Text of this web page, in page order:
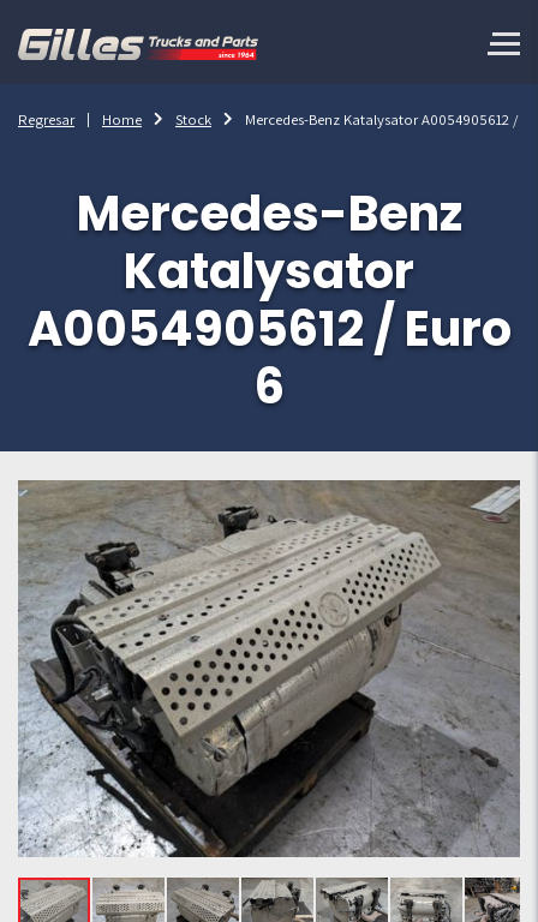
Regresar Home Stock Mercedes-Benz Katalysator A0054905612 /
Mercedes-Benz
Katalysator
A0054905612 / Euro
6